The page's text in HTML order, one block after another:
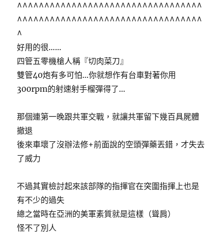
^^^^^^^^^^^^^^^^^^^^^^^^^^^^^^^^^^
^^^^^^^^^^^^^^^^^^^^^^^^^^^^^^^^^^
^
好用的很……
四管五零機槍人稱『切肉菜刀』
雙管40炮有多可怕…你就想作有台車對著你用
300rpm的射速射手榴彈得了…
那個連第一晚跟共軍交戰，就讓共軍留下幾百具屍體
撤退
後來車壞了沒辦法修+前面說的空頭彈藥丟錯，才失去
了威力
不過其實檢討起來該部隊的指揮官在突圍指揮上也是
有不少的過失
總之當時在亞洲的美軍素質就是這樣（聳肩）
怪不了別人